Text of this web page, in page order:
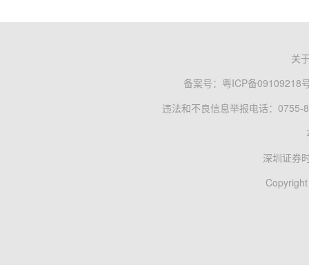
关
备案号： 粤ICP备09109218
违法和不良信息举报电话：0755-
深圳证券